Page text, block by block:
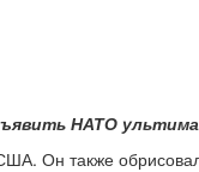
НАТО
Он также